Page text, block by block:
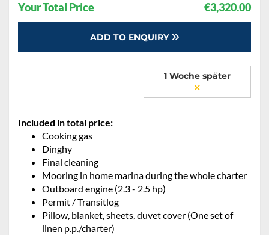
Your Total Price €3,320.00
ADD TO ENQUIRY
1 Woche später
Included in total price:
Cooking gas
Dinghy
Final cleaning
Mooring in home marina during the whole charter
Outboard engine (2.3 - 2.5 hp)
Permit / Transitlog
Pillow, blanket, sheets, duvet cover (One set of
linen p.p./charter)